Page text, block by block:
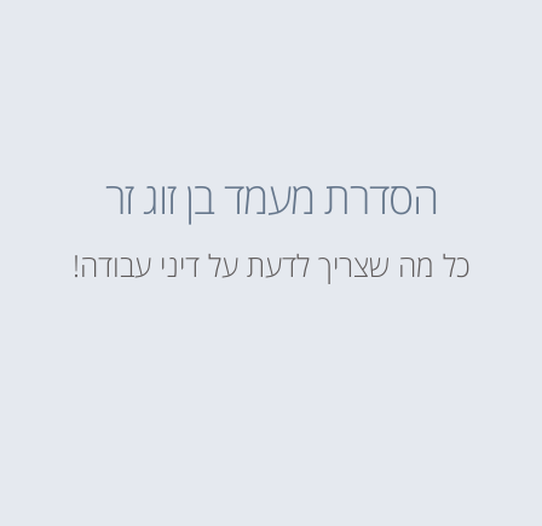
הסדרת מעמד בן זוג זר
כל מה שצריך לדעת על דיני עבודה!